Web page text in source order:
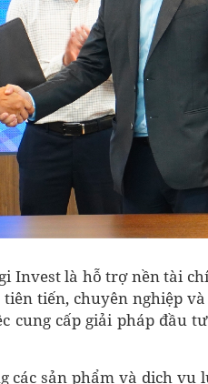
Invest là hỗ trợ nền tài
tiến, chuyên nghiệp
cung cấp giải pháp đầu
các sản phẩm và dịch vụ